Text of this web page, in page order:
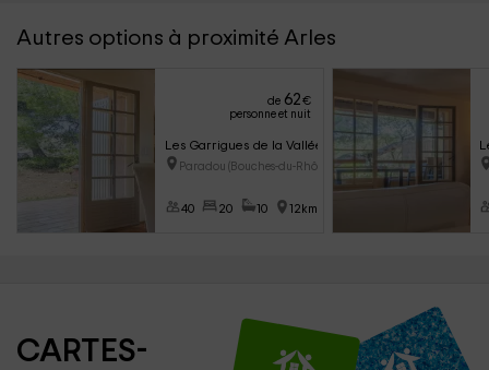
Autres options à proximité Arles
de 62€
personne et nuit
Les Garrigues de la Vallée de Baux- 4 personnes
Paradou (Bouches-du-Rhône)
40 20 10 12km
CARTES-